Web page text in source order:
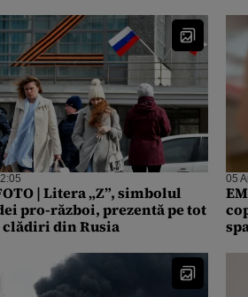
| Litera „Z”, simbolul
pro-război, prezentă pe tot
din Rusia
05